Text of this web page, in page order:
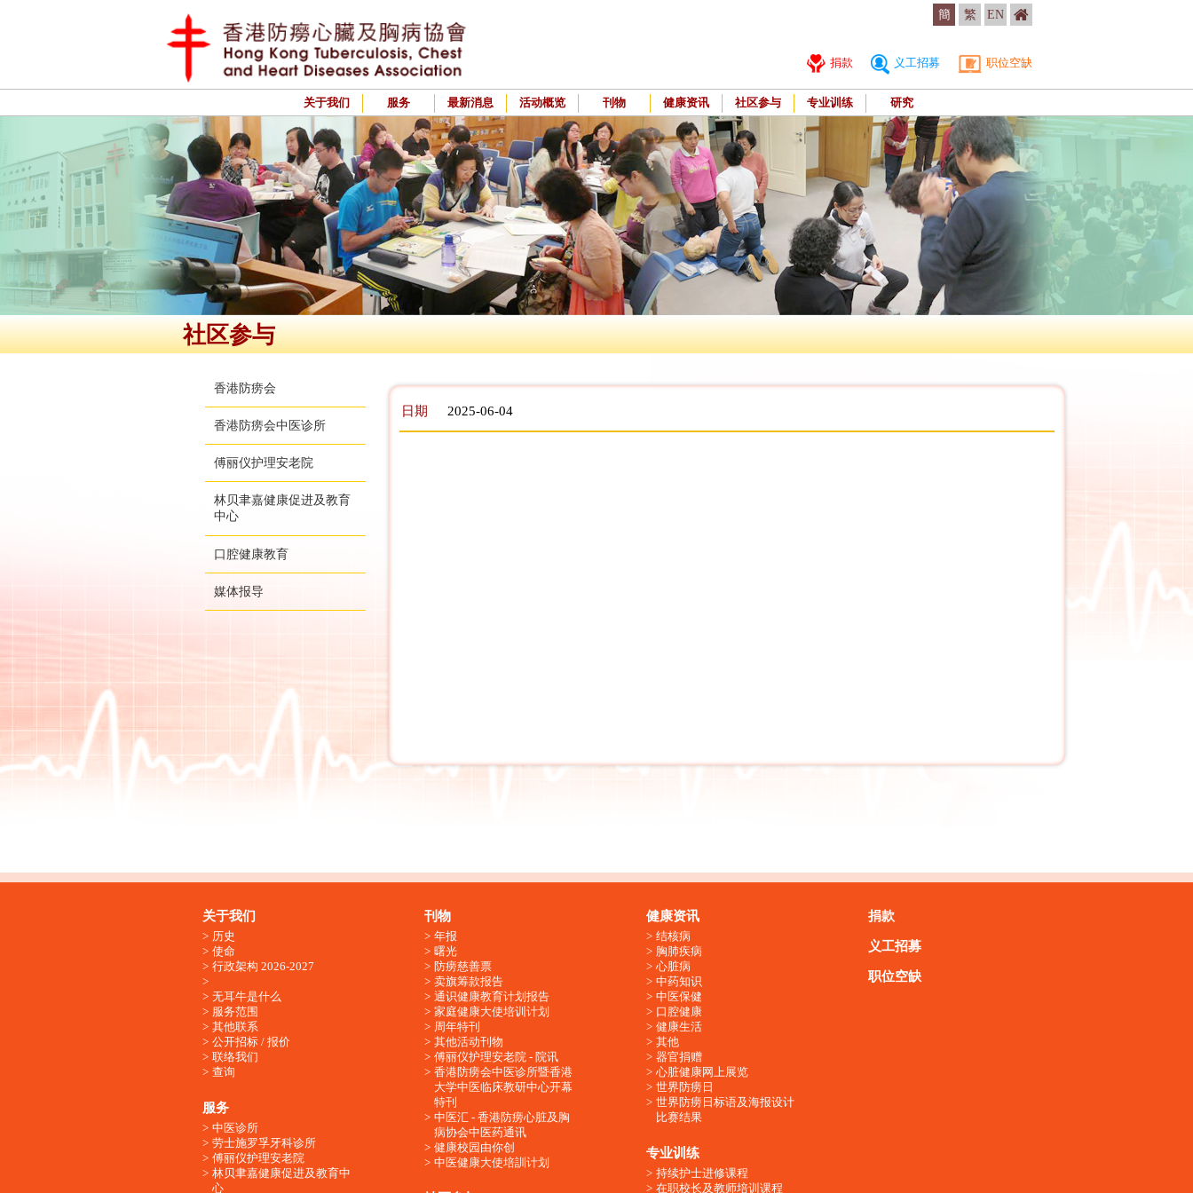
簡 繁 EN
捐款 义工招募 职位空缺
关于我们 服务 最新消息 活动概览 刊物 健康资讯 社区参与 专业训练 研究
社区参与
香港防痨会
香港防痨会中医诊所
傅丽仪护理安老院
林贝聿嘉健康促进及教育
中心
口腔健康教育
媒体报导
日期 2025-06-04
关于我们
历史
使命
行政架构 2026-2027
无耳牛是什么
服务范围
其他联系
公开招标 / 报价
联络我们
查询
服务
中医诊所
劳士施罗孚牙科诊所
傅丽仪护理安老院
林贝聿嘉健康促进及教育中
心
刊物
年报
曙光
防痨慈善票
卖旗筹款报告
通识健康教育计划报告
家庭健康大使培训计划
周年特刊
其他活动刊物
傅丽仪护理安老院 - 院讯
香港防痨会中医诊所暨香港
大学中医临床教研中心开幕
特刊
中医汇 - 香港防痨心脏及胸
病协会中医药通讯
健康校园由你创
中医健康大使培訓计划
健康资讯
结核病
胸肺疾病
心脏病
中药知识
中医保健
口腔健康
健康生活
其他
器官捐赠
心脏健康网上展览
世界防痨日
世界防痨日标语及海报设计
比赛结果
专业训练
持续护士进修课程
在职校长及教师培训课程
捐款
义工招募
职位空缺